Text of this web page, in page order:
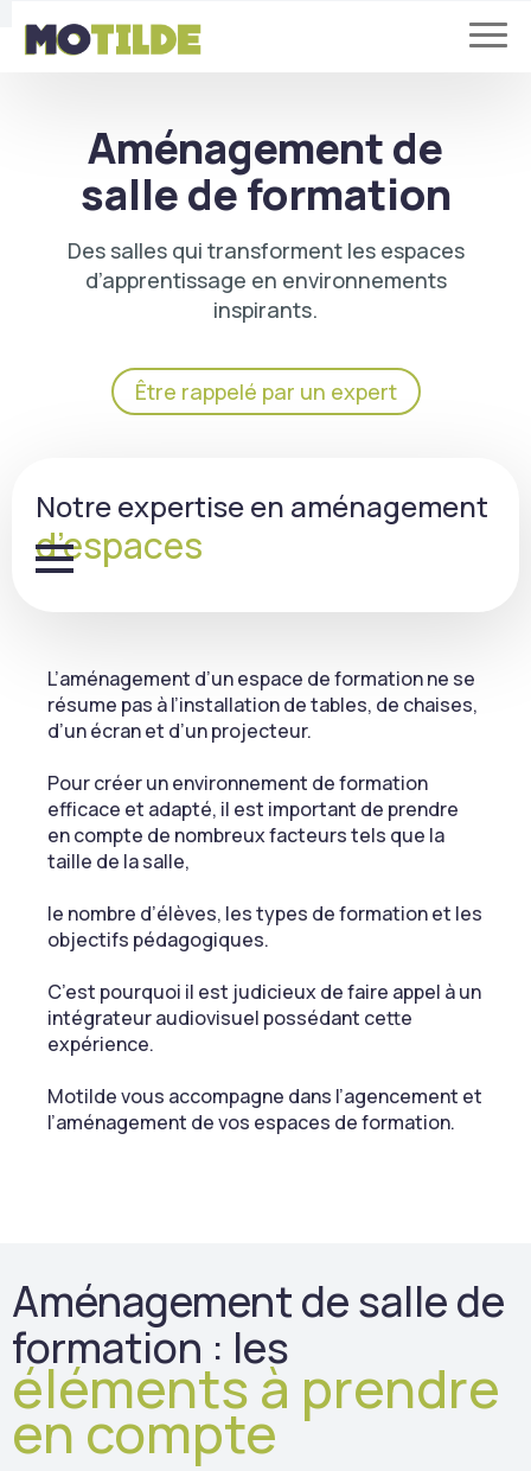
Aménagement de
salle de formation
Des salles qui transforment les espaces
d’apprentissage en environnements
inspirants.
Être rappelé par un expert
Notre expertise en aménagement
d’espaces
L’aménagement d’un espace de formation ne se
résume pas à l’installation de tables, de chaises,
d’un écran et d’un projecteur.
Pour créer un environnement de formation
efficace et adapté, il est important de prendre
en compte de nombreux facteurs tels que la
taille de la salle,
le nombre d’élèves, les types de formation et les
objectifs pédagogiques.
C’est pourquoi il est judicieux de faire appel à un
intégrateur audiovisuel possédant cette
expérience.
Motilde vous accompagne dans l’agencement et
l’aménagement de vos espaces de formation.
Aménagement de salle de
formation : les
éléments à prendre
en compte